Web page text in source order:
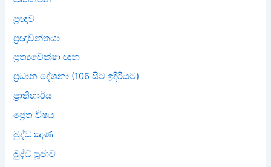
ප්‍රඥාව
ප්‍රඥාවන්තයා
ප්‍රත්‍යවේක්ෂා ඥාන
ප්‍රධාන දේශනා (106 සිට ඉදිරියට)
ප්‍රාතිහාර්ය
ප්‍රේත විෂය
බුද්ධ ඤාණ
බුද්ධ පූජාව